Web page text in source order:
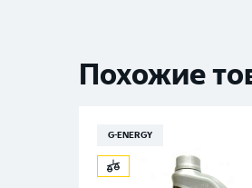
Похожие
G-ENERGY